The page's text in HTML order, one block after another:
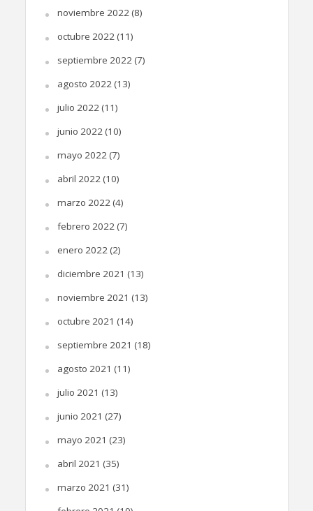
noviembre 2022(8)
octubre 2022(11)
septiembre 2022(7)
agosto 2022(13)
julio 2022(11)
junio 2022(10)
mayo 2022(7)
abril 2022(10)
marzo 2022(4)
febrero 2022(7)
enero 2022(2)
diciembre 2021 (13)
noviembre 2021 (13)
octubre 2021 (14)
septiembre 2021 (18)
agosto 2021 (11)
julio 2021 (13)
junio 2021 (27)
mayo 2021 (23)
abril 2021 (35)
marzo 2021 (31)